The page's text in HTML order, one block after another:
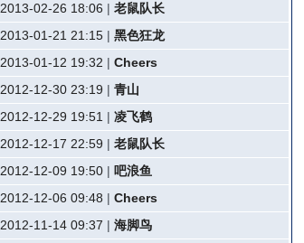
2013-02-26 18:06 |老鼠队长
2013-01-21 21:15 |黑色狂龙
2013-01-12 19:32 |Cheers
2012-12-30 23:19 |青山
2012-12-29 19:51 |凌飞鹤
2012-12-17 22:59 |老鼠队长
2012-12-09 19:50 | 吧浪鱼
2012-12-06 09:48 |Cheers
2012-11-14 09:37 |海脚鸟